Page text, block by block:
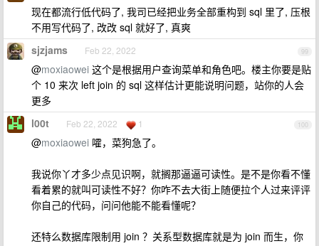
现在都流行低代码了, 我司已经把业务全部重构到 sql 里了, 压根
不用写代码了, 改改 sql 就好了, 真爽
99
sjzjams Feb 22, 2022
@moxiaowei 这个是根据用户查询菜单和角色吧。楼主你要是贴
个 10 来次 left join 的 sql 这样估计更能说明问题，站你的人会
更多
100
l00t Feb 22, 2022 1
@moxiaowei 嚯，菜狗急了。
我说你丫才多少点见识啊，就搁那逼逼可读性。是不是你看不懂
看着累的就叫可读性不好？你咋不去大街上随便拉个人过来评评
你自己的代码，问问他能不能看懂呢？
还特么数据库限制用 join ？关系型数据库就是为 join 而生，你